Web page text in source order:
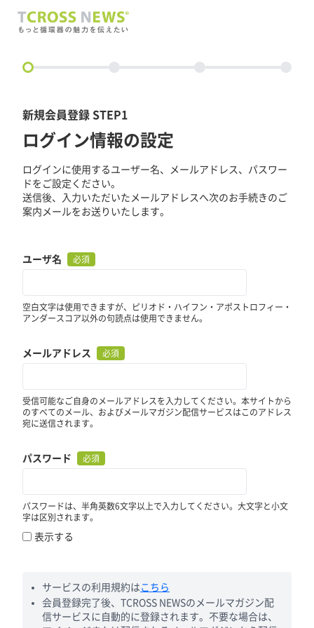
circle
新規会員登録 STEP1
ログイン情報の設定
ログインに使用するユーザー名、メールアドレス、パスワー
ドをご設定ください。
送信後、入力いただいたメールアドレスへ次のお手続きのご
案内メールをお送りいたします。
ユーザ名 必須
空白文字は使用できますが、ピリオド・ハイフン・アポストロフィー・
アンダースコア以外の句読点は使用できません。
メールアドレス 必須
受信可能なご自身のメールアドレスを入力してください。本サイトから
のすべてのメール、およびメールマガジン配信サービスはこのアドレス
宛に送信されます。
パスワード 必須
パスワードは、半角英数6文字以上で入力してください。大文字と小文
字は区別されます。
表示する
サービスの利用規約は こちら
会員登録完了後、TCROSS NEWSのメールマガジン配
信サービスに自動的に登録されます。不要な場合は、